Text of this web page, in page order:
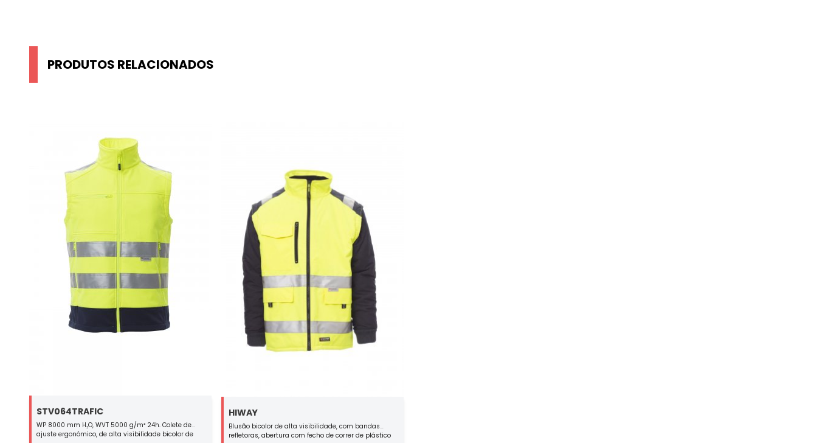
PRODUTOS RELACIONADOS
STV064TRAFIC
WP 8000 mm H₂O, WVT 5000 g/m² 24h. Colete de
ajuste ergonómico, de alta visibilidade bicolor de
HIWAY
Blusão bicolor de alta visibilidade, com bandas
refletoras, abertura com fecho de correr de plástico